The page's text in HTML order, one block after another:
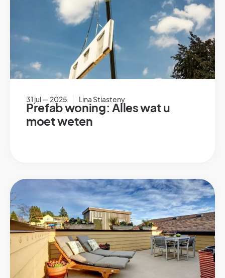
31 jul — 2025 Lina Stiasteny
Prefab woning: Alles wat u
moet weten